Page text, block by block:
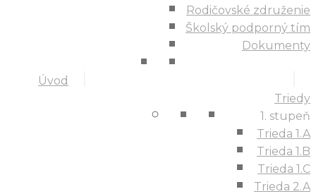
Úvod
Rodičovské združenie
Školský podporný tím
Dokumenty
Triedy
1. stupeň
Trieda 1.A
Trieda 1.B
Trieda 1.C
Trieda 2.A